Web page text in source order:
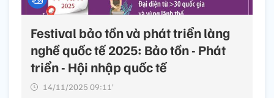
Festival bảo tồn và phát triển làng
nghề quốc tế 2025: Bảo tồn - Phát
triển - Hội nhập quốc tế
14/11/2025 09:11’